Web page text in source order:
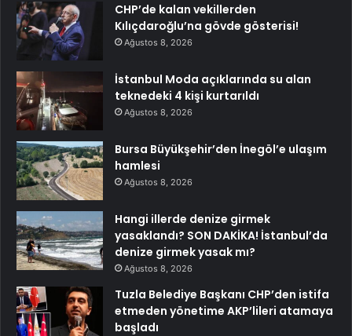
CHP’de kalan vekillerden
Kılıçdaroğlu’na gövde gösterisi!
Ağustos 8, 2026
İstanbul Moda açıklarında su alan
teknedeki 4 kişi kurtarıldı
Ağustos 8, 2026
Bursa Büyükşehir’den İnegöl’e ulaşım
hamlesi
Ağustos 8, 2026
Hangi illerde denize girmek
yasaklandı? SON DAKİKA! İstanbul’da
denize girmek yasak mı?
Ağustos 8, 2026
Tuzla Belediye Başkanı CHP’den istifa
etmeden yönetime AKP’lileri atamaya
başladı